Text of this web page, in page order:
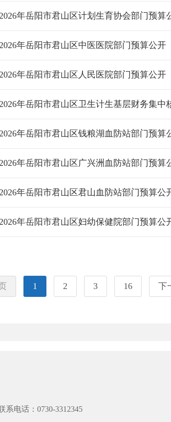
2026年岳阳市君山区计划生育协会部门预算
2026年岳阳市君山区中医医院部门预算公开
2026年岳阳市君山区人民医院部门预算公开
2026年岳阳市君山区卫生计生基层财务集中
2026年岳阳市君山区钱粮湖血防站部门预算
2026年岳阳市君山区广兴洲血防站部门预算
2026年岳阳市君山区君山血防站部门预算公
2026年岳阳市君山区妇幼保健院部门预算公
1 2 3 16 下
系电话：0730-3312345